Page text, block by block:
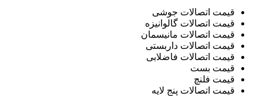
قیمت اتصالات جوشی
قیمت اتصالات گالوانیزه
قیمت اتصالات مانیسمان
قیمت اتصالات داربستی
قیمت اتصالات فاضلابی
قیمت بست
قیمت فلنچ
قیمت اتصالات پنج لایه